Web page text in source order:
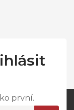
první.